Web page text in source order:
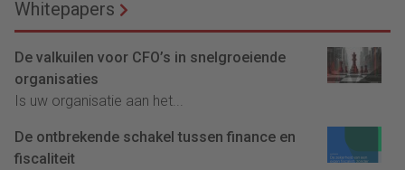
Whitepapers
De valkuilen voor CFO’s in snelgroeiende
organisaties
Is uw organisatie aan het...
De ontbrekende schakel tussen finance en
fiscaliteit